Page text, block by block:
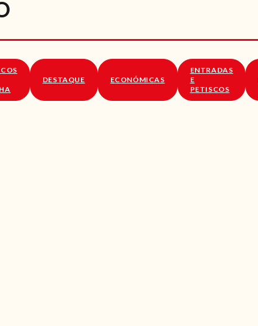
SOBRE NÓS
DESTAQUE ECONÓMICAS
ENTRADAS
E
PETISCOS